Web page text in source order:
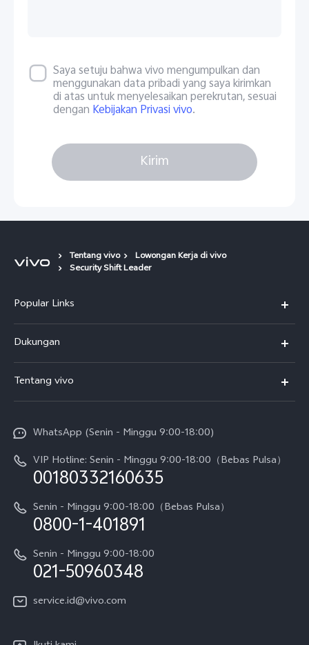
Saya setuju bahwa vivo mengumpulkan dan
menggunakan data pribadi yang saya kirimkan
di atas untuk menyelesaikan perekrutan, sesuai
dengan Kebijakan Privasi vivo.
Kirim
Tentang vivo
Lowongan Kerja di vivo
Security Shift Leader
Popular Links
T5
T5 Pro
V70
V70 FE
Y05
X300 Pro
Gerai Terdekat
Dukungan
Service Center
Funtouch OS
Pembaruan Sistem
Harga Spare Part
Otentikasi IMEI
Kebijakan Garansi vivo
Layanan Perbaikan Antar Jemput
Tentang vivo
Sejarah
Berita
Pemberitahuan Hukum
Tentang Kami
Pusat Privasi vivo
WhatsApp (Senin - Minggu 9:00-18:00)
VIP Hotline: Senin - Minggu 9:00-18:00（Bebas Pulsa）
00180332160635
Senin - Minggu 9:00-18:00（Bebas Pulsa）
0800-1-401891
Senin - Minggu 9:00-18:00
021-50960348
service.id@vivo.com